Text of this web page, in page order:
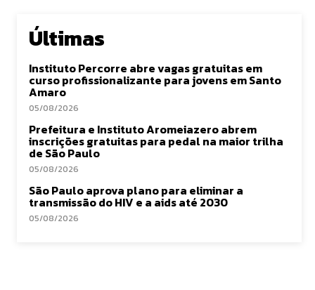
Últimas
Instituto Percorre abre vagas gratuitas em
curso profissionalizante para jovens em Santo
Amaro
05/08/2026
Prefeitura e Instituto Aromeiazero abrem
inscrições gratuitas para pedal na maior trilha
de São Paulo
05/08/2026
São Paulo aprova plano para eliminar a
transmissão do HIV e a aids até 2030
05/08/2026